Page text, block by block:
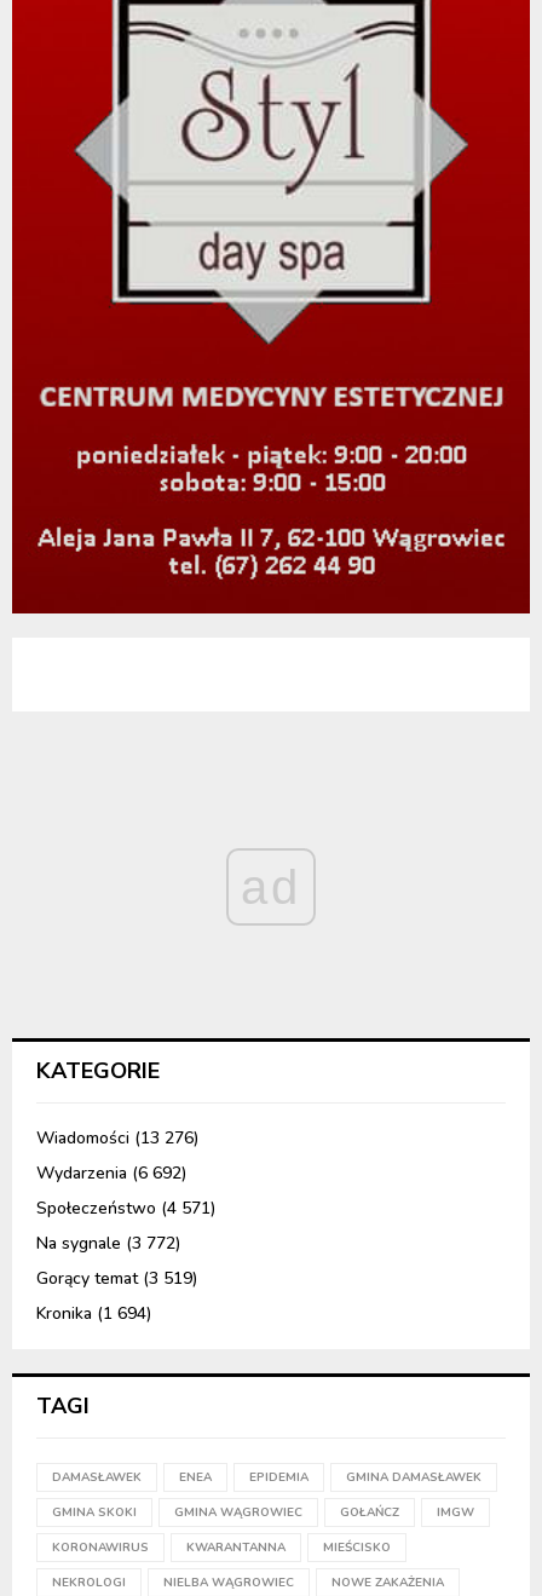
ad
KATEGORIE
Wiadomości (13 276)
Wydarzenia (6 692)
Społeczeństwo (4 571)
Na sygnale (3 772)
Gorący temat(3 519)
Kronika (1 694)
TAGI
DAMASŁAWEK ENEA EPIDEMIA GMINA DAMASŁAWEK
GMINA SKOKI GMINA WĄGROWIEC GOŁAŃCZ IMGW
KORONAWIRUS KWARANTANNA MIEŚCISKO
NEKROLOGI NIELBA WĄGROWIEC NOWE ZAKAŻENIA